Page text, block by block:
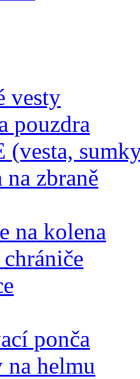
vesty
pouzdra
(vesta,
na zbraně
na kolena
ponča
na helmu